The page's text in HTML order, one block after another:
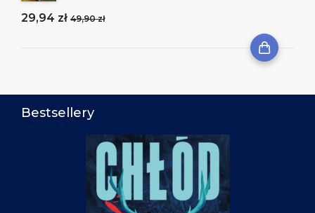
29,94 zł 49,90 zł
Bestsellery